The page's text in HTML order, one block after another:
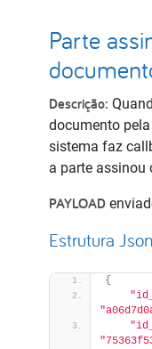
Parte
Descrição:
documento
sistema faz
a parte assinou
PAYLOAD
Estrutura
{